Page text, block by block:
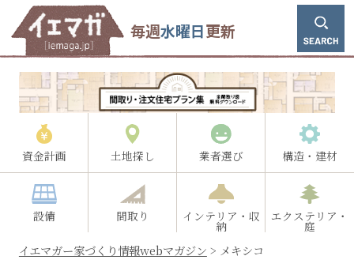
毎週水曜日更新
資金計画 土地探し 業者選び 構造・建材
設備 間取り インテリア・収
納
エクステリア・
庭
イエマガー家づくり情報webマガジン > メキシコ